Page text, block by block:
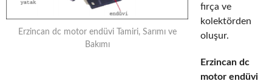
Erzincan dc motor endüvi Tamiri, Sarımı ve
Bakımı
fırça ve
kolektörden
oluşur.
Erzincan dc
motor endüvi